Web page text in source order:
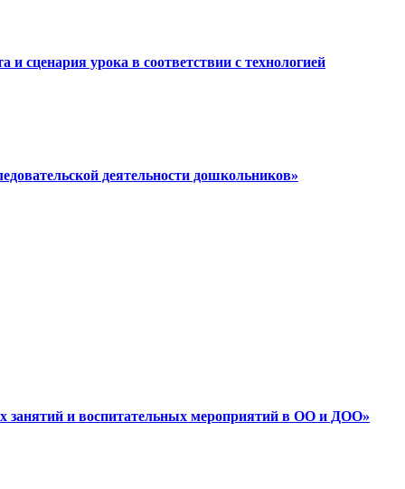
сценария урока в соответствии с технологией
деятельности дошкольников»
занятий и воспитательных мероприятий в ОО и ДОО»